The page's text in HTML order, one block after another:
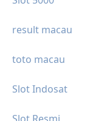
result macau
toto macau
Slot Indosat